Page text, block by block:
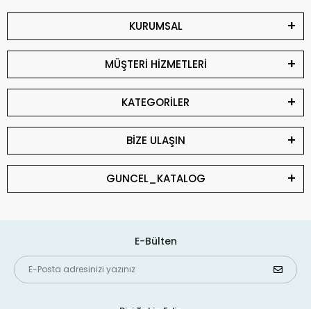
KURUMSAL
MÜŞTERİ HİZMETLERİ
KATEGORİLER
BİZE ULAŞIN
GUNCEL_KATALOG
E-Bülten